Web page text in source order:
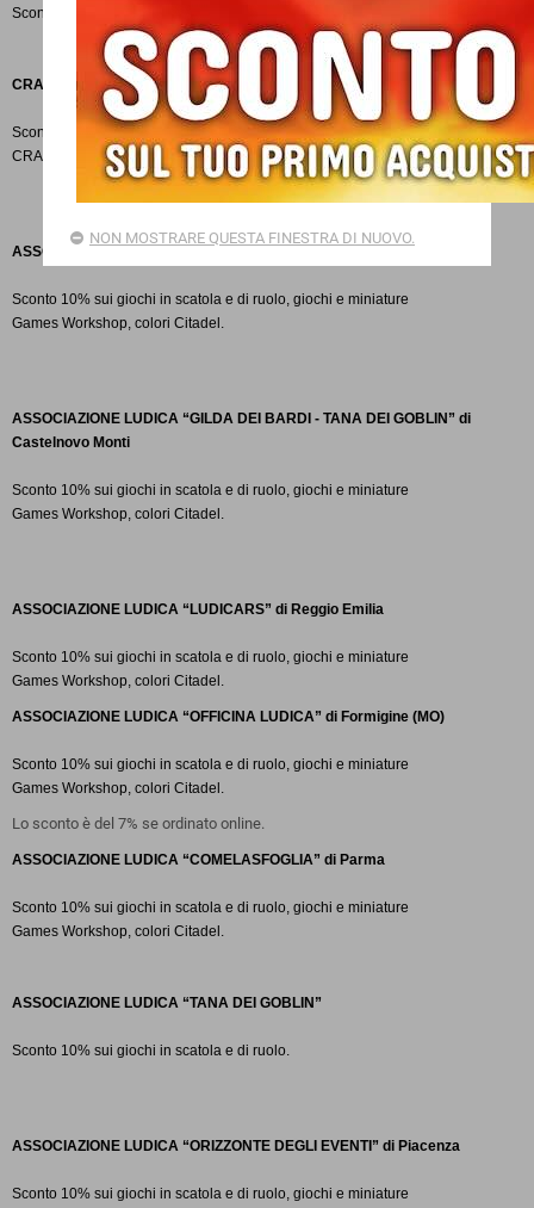
Sconto
CRAL ASL Reggio Emilia
Sconto 15% sulla cartoleria - rimborso spesa sui libri scolastici (effettuato dal
CRAL).
ASSOCIAZIONE
Sconto 10% sui giochi in scatola e di ruolo, giochi e miniature
Games Workshop, colori Citadel.
ASSOCIAZIONE LUDICA “GILDA DEI BARDI - TANA DEI GOBLIN” di
Castelnovo Monti
Sconto 10% sui giochi in scatola e di ruolo, giochi e miniature
Games Workshop, colori Citadel.
ASSOCIAZIONE LUDICA “LUDICARS” di Reggio Emilia
Sconto 10% sui giochi in scatola e di ruolo, giochi e miniature
Games Workshop, colori Citadel.
ASSOCIAZIONE LUDICA “OFFICINA LUDICA” di Formigine (MO)
Sconto 10% sui giochi in scatola e di ruolo, giochi e miniature
Games Workshop, colori Citadel.
Lo sconto è del 7% se ordinato online.
ASSOCIAZIONE LUDICA “COMELASFOGLIA” di Parma
Sconto 10% sui giochi in scatola e di ruolo, giochi e miniature
Games Workshop, colori Citadel.
ASSOCIAZIONE LUDICA “TANA DEI GOBLIN”
Sconto 10% sui giochi in scatola e di ruolo.
ASSOCIAZIONE LUDICA “ORIZZONTE DEGLI EVENTI” di Piacenza
Sconto 10% sui giochi in scatola e di ruolo, giochi e miniature
NON MOSTRARE QUESTA FINESTRA DI NUOVO.